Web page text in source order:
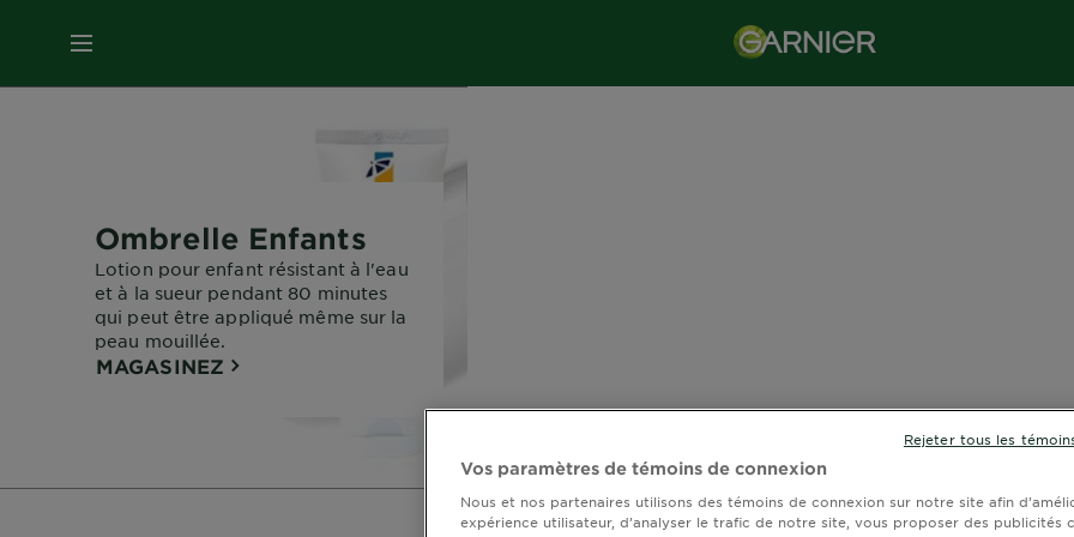
MENU
Ombrelle Enfants
Lotion pour enfant résistant à l'eau
et à la sueur pendant 80 minutes
qui peut être appliqué même sur la
peau mouillée.
MAGASINEZ
Vos paramètres de témoins de connexion
Nous et nos partenaires utilisons des témoins de connexion sur notre site afin
expérience utilisateur, d’analyser le trafic de notre site, vous proposer des publicités
Rejeter tous les